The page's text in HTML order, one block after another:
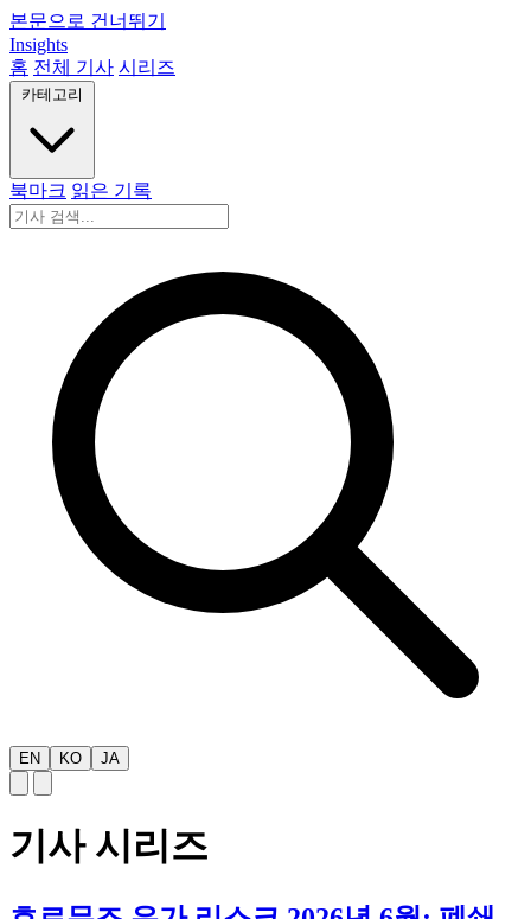
본문으로 건너뛰기
Insights
홈 전체 기사 시리즈
북마크 읽은 기록
EN KO JA
기사 시리즈